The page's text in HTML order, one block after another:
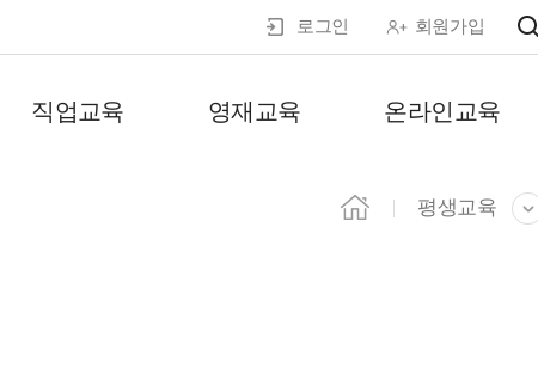
로그인 회원가입
직업교육 영재교육 온라인교육
평생교육